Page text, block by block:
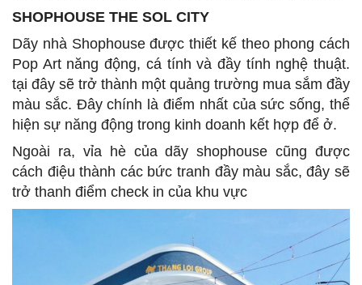
SHOPHOUSE THE SOL CITY
Dãy nhà Shophouse được thiết kế theo phong cách
Pop Art năng động, cá tính và đầy tính nghệ thuật.
tại đây sẽ trở thành một quảng trường mua sắm đầy
màu sắc. Đây chính là điểm nhất của sức sống, thể
hiện sự năng động trong kinh doanh kết hợp để ở.
Ngoài ra, vỉa hè của dãy shophouse cũng được
cách điệu thành các bức tranh đầy màu sắc, đây sẽ
trở thanh điểm check in của khu vực